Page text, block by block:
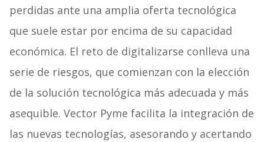
perdidas ante una amplia oferta tecnológica
que suele estar por encima de su capacidad
económica. El reto de digitalizarse conlleva una
serie de riesgos, que comienzan con la elección
de la solución tecnológica más adecuada y más
asequible. Vector Pyme facilita la integración de
las nuevas tecnologías, asesorando y acertando